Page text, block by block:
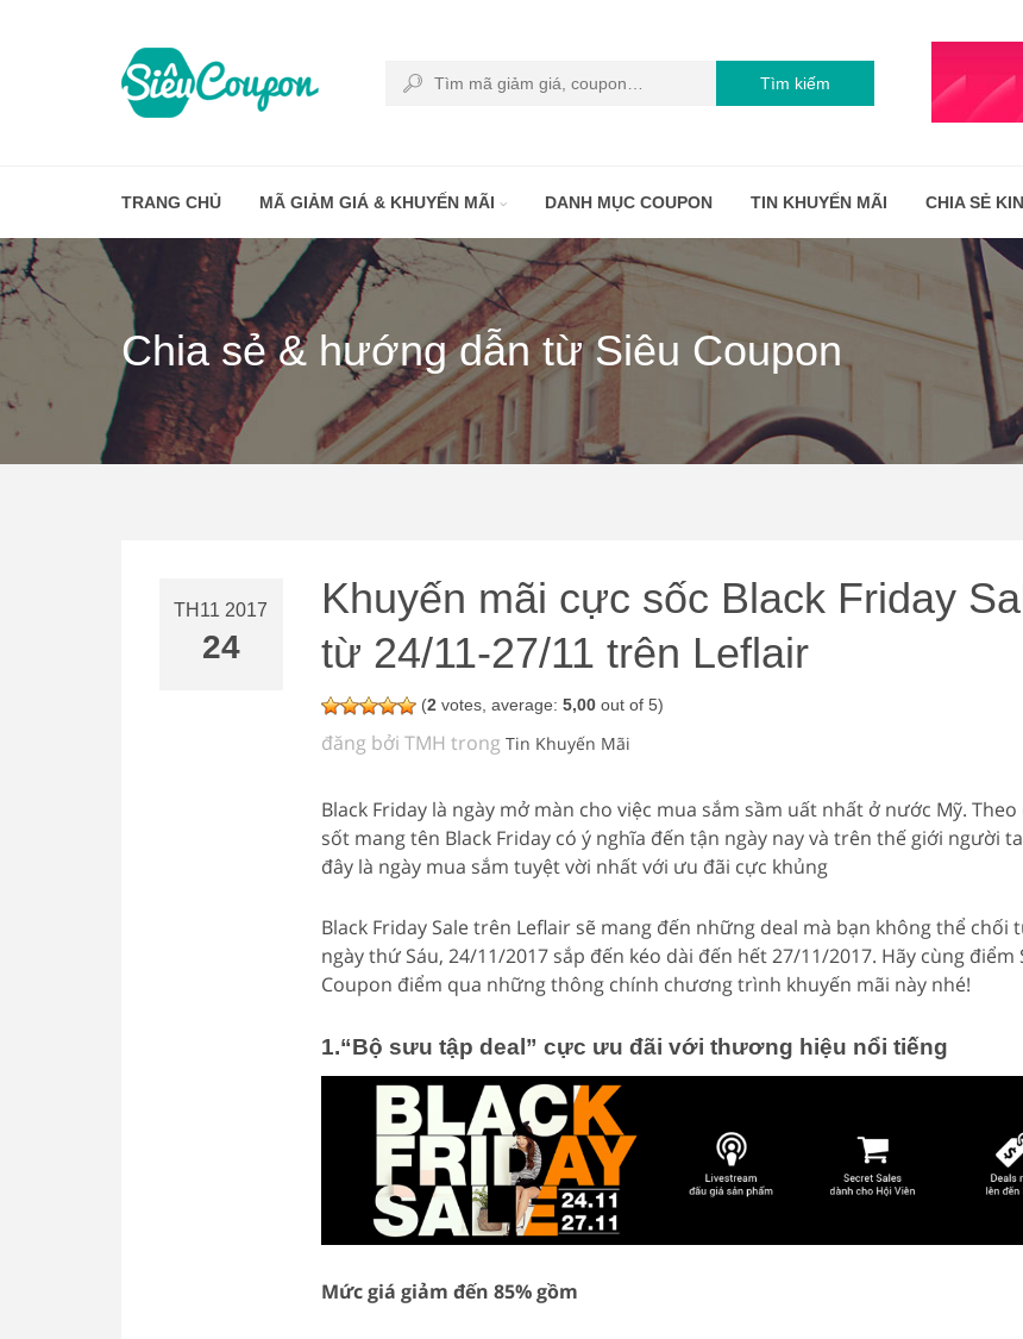
Tìm kiếm
TRANG CHỦ MÃ GIẢM GIÁ & KHUYẾN MÃI DANH MỤC COUPON TIN KHUYẾN MÃI CHIA SẺ
Chia sẻ & hướng dẫn từ Siêu Coupon
TH11 2017
24
Khuyến mãi cực sốc Black Friday
từ 24/11-27/11 trên Leflair
(2 votes, average: 5,00out of 5)
đăng bởi TMH trong Tin Khuyến Mãi
Black Friday là ngày mở màn cho việc mua sắm sầm uất nhất ở nước Mỹ.
sốt mang tên Black Friday có ý nghĩa đến tận ngày nay và trên thế giới người
đây là ngày mua sắm tuyệt vời nhất với ưu đãi cực khủng
Black Friday Sale trên Leflair sẽ mang đến những deal mà bạn không thể chối
ngày thứ Sáu, 24/11/2017 sắp đến kéo dài đến hết 27/11/2017. Hãy cùng điểm
Coupon điểm qua những thông chính chương trình khuyến mãi này nhé!
1.“Bộ sưu tập deal” cực ưu đãi với thương hiệu nổi tiếng
Mức giá giảm đến 85% gồm